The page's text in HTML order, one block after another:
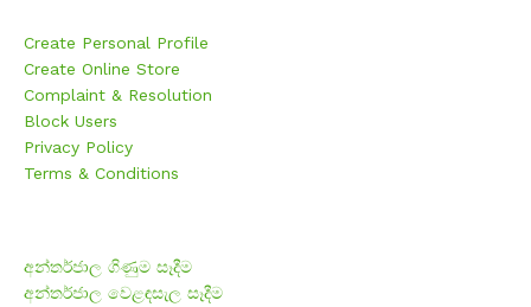
Create Personal Profile
Create Online Store
Complaint & Resolution
Block Users
Privacy Policy
Terms & Conditions
අන්තර්ජාල ගිණුම සෑදීම
අන්තර්ජාල වෙළඳසැල සෑදීම